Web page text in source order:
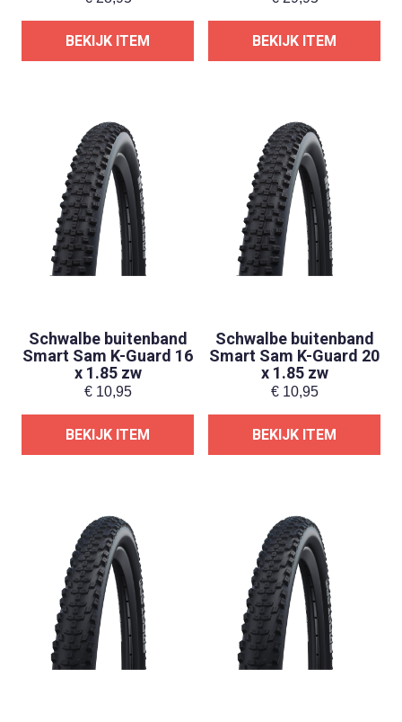
BEKIJK ITEM BEKIJK ITEM
Schwalbe buitenband
Smart Sam K-Guard 16
x 1.85 zw
€10,95
BEKIJK ITEM
Schwalbe buitenband
Smart Sam K-Guard 20
x 1.85 zw
€10,95
BEKIJK ITEM